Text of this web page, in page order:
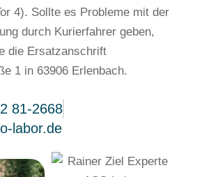
4). Sollte es Probleme mit der
durch Kurierfahrer geben,
die Ersatzanschrift
1 in 63906 Erlenbach.
81-2668
labor.de